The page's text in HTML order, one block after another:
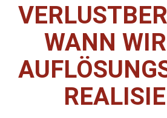
WANN